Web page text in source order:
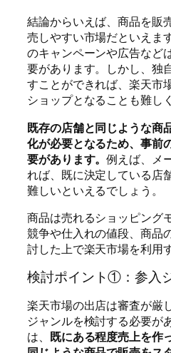
結論からいえば、商品を販
売しやすい市場だといえま
のキャンペーンや広告など
要があります。しかし、独
すことができれば、楽天市
ショップとなることも難し
既存の店舗と同じような商
化が必要となるため、事前
要があります。例えば、メ
れば、既に決定している店
難しいといえるでしょう。
商品は売れるショッピング
競争や仕入れの値段、商品
討した上で楽天市場を利用
検討ポイント①：参入
楽天市場の出店は審査が厳
ジャンルを検討する必要が
は、 既にある程度売上を作